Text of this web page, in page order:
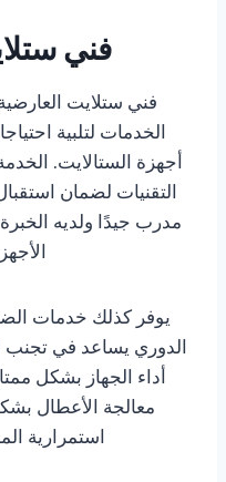
فني
فني ستلايت
الخدمات لتلبية
أجهزة الستالايت.
التقنيات لضمان
مدرب جيدًا ولديه
يوفر كذلك خدمات
الدوري يساعد في تجنب
أداء الجهاز بشكل
معالجة الأعطال
استمرارية